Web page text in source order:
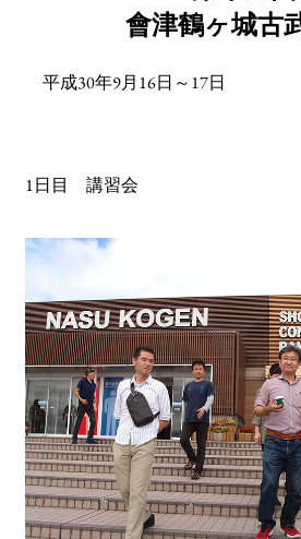
會津鶴ヶ城古
平成30年9月16日～17日
1日目 講習会